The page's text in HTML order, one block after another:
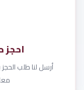
احجز
أرسل لنا طلب
معك